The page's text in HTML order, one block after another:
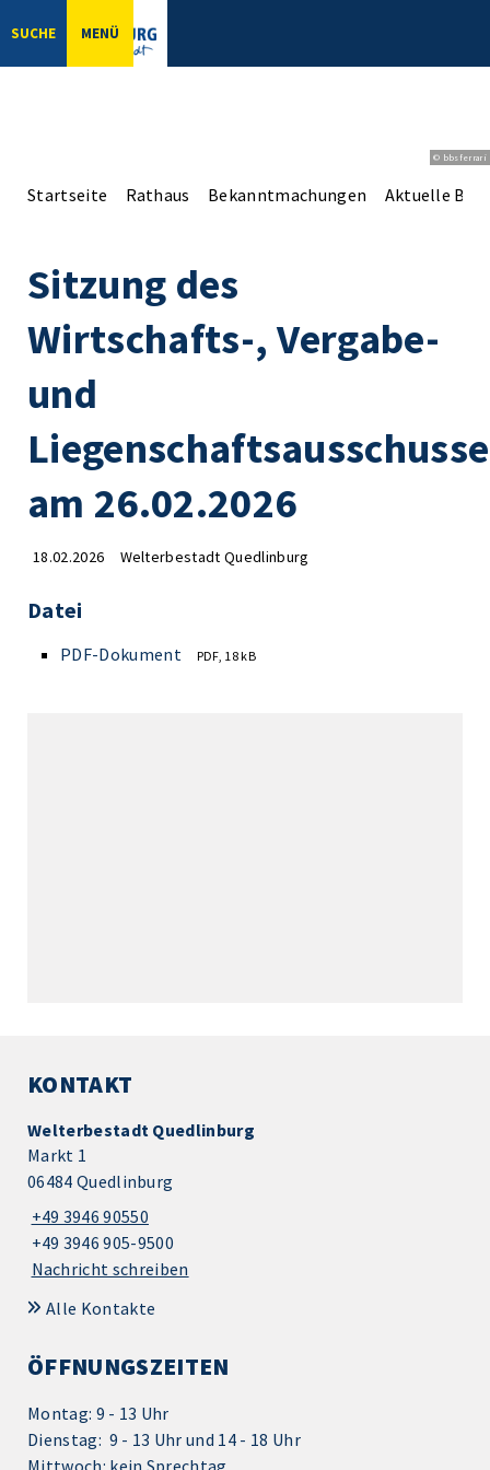
SUCHE MENÜ
© bbsferrari
Startseite Rathaus Bekanntmachungen Aktuelle
Sitzung des
Wirtschafts-, Vergabe-
und
am 26.02.2026
18.02.2026 Welterbestadt Quedlinburg
Datei
PDF-Dokument PDF, 18 kB
KONTAKT
Welterbestadt Quedlinburg
Markt 1
06484 Quedlinburg
+49 3946 90550
+49 3946 905-9500
Nachricht schreiben
Alle Kontakte
ÖFFNUNGSZEITEN
Montag: 9 - 13 Uhr
Dienstag: 9 - 13 Uhr und 14 - 18 Uhr